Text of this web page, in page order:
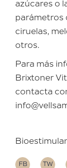
azúcares o
parámetros
ciruelas,
otros.
Para más
Brixtoner
contacta
FB TW